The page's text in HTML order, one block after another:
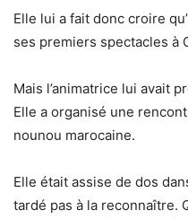
Elle lui a fait donc croire
ses premiers spectacles à
Mais l’animatrice lui avait
Elle a organisé une
nounou marocaine.
Elle était assise de dos
tardé pas à la reconnaître.